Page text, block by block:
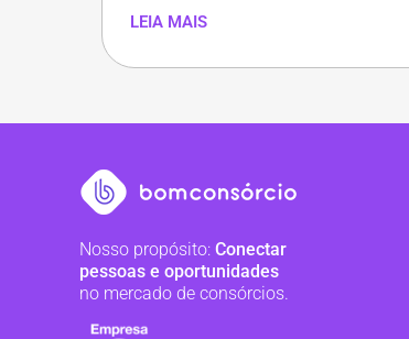
LEIA MAIS
Nosso propósito: Conectar
pessoas e oportunidades
no mercado de consórcios.